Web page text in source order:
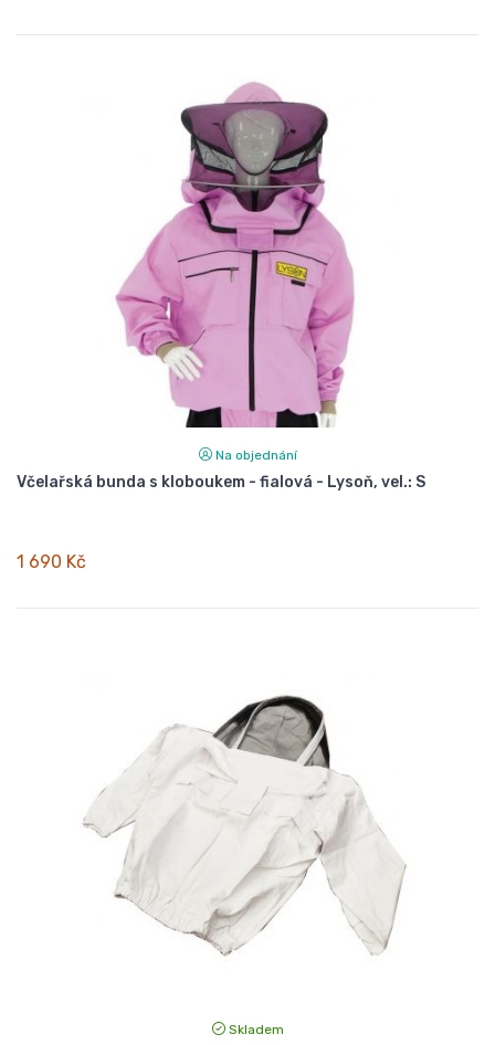
Na objednání
Včelařská bunda s kloboukem - fialová - Lysoň, vel.: S
1 690 Kč
Skladem